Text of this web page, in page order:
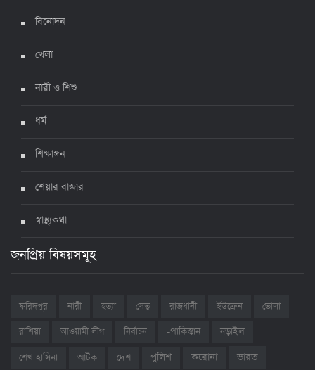
বিনোদন
খেলা
নারী ও শিশু
ধর্ম
শিক্ষাঙ্গন
শেয়ার বাজার
স্বাস্থ্যকথা
জনপ্রিয় বিষয়সমূহ
ফরিদপুর নারী হত্যা সেতু রাজধানী ইউক্রেন
ভোলা
রাশিয়া
আওয়ামী লীগ নির্বাচন -পাকিস্তান নড়াইল
শেখ হাসিনা আটক দেশ পুলিশ করোনা
ভারত